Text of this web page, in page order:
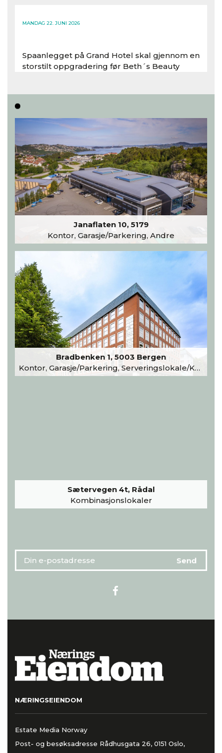
MANDAG 22. JUNI 2026
Spaanlegget på Grand Hotel skal gjennom en
storstilt oppgradering før Beth´s Beauty
Les hele artikkelen
Janaflaten 10, 5179
Kontor, Garasje/Parkering, Andre
Bradbenken 1, 5003 Bergen
Kontor, Garasje/Parkering, Serveringslokale/Kantine, Undervisning/Arrangement
Sætervegen 4t, Rådal
Kombinasjonslokaler
NÆRINGSEIENDOM
Estate Media Norway
Post- og besøksadresse Rådhusgata 26, 0151 Oslo,